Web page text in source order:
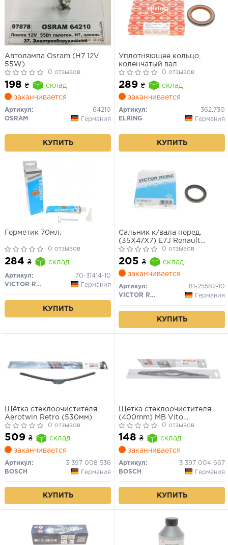
Автолампа Osram (H7 12V
55W)
0 отзывов
198 ₴
склад
заканчивается
Артикул:
64210
OSRAM
Германия
КУПИТЬ
Уплотняющее кольцо,
коленчатый вал
0 отзывов
289 ₴
склад
заканчивается
Артикул:
362.730
ELRING
Германия
КУПИТЬ
Герметик 70мл.
0 отзывов
284 ₴ склад
Артикул:
70-31414-10
VICTOR REINZ
Германия
КУПИТЬ
Сальник к/вала перед.
(35X47X7) E7J Renault
Laguna 2,0 95-/Ford Mondeo
07-/Volvo S40 96-
0 отзывов
205 ₴
склад
заканчивается
Артикул:
81-25582-10
VICTOR REINZ
Германия
КУПИТЬ
Щётка стеклоочистителя
Aerotwin Retro (530мм)
0 отзывов
509 ₴
склад
заканчивается
Артикул:
3 397 008 536
BOSCH
Германия
КУПИТЬ
Щетка стеклоочистителя
(400mm) MB Vito
(W639)/Opel combo/VW
Golf II/III 70- (Eco)
0 отзывов
148 ₴
склад
заканчивается
Артикул:
3 397 004 667
BOSCH
Германия
КУПИТЬ